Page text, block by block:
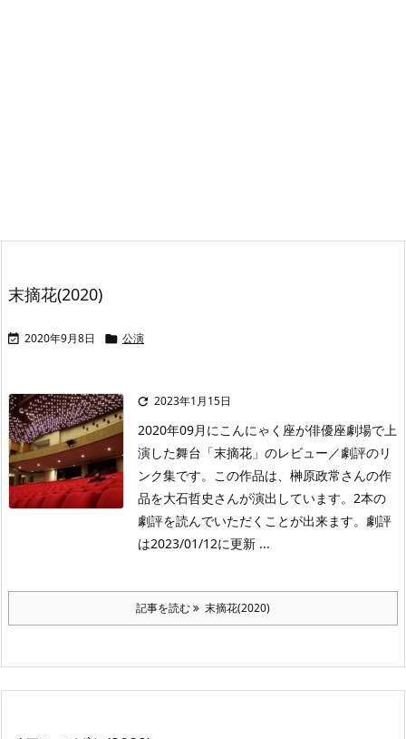
末摘花(2020)
 2020年9月8日  公演
 2023年1月15日
2020年09月にこんにゃく座が俳優座劇場で上
演した舞台「末摘花」のレビュー／劇評のリ
ンク集です。この作品は、榊原政常さんの作
品を大石哲史さんが演出しています。2本の
劇評を読んでいただくことが出来ます。劇評
は2023/01/12に更新 ...
記事を読む 末摘花(2020)